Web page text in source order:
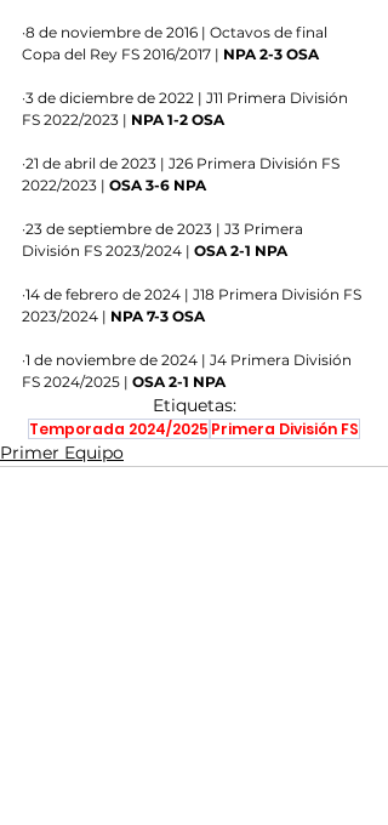
·8 de noviembre de 2016 | Octavos de final
Copa del Rey FS 2016/2017 | NPA 2-3 OSA
·3 de diciembre de 2022 | J11 Primera División
FS 2022/2023 | NPA 1-2 OSA
·21 de abril de 2023 | J26 Primera División FS
2022/2023 | OSA 3-6 NPA
·23 de septiembre de 2023 | J3 Primera
División FS 2023/2024 | OSA 2-1 NPA
·14 de febrero de 2024 | J18 Primera División FS
2023/2024 | NPA 7-3 OSA
·1 de noviembre de 2024 | J4 Primera División
FS 2024/2025 | OSA 2-1 NPA
Etiquetas:
Temporada 2024/2025 Primera División FS
Primer Equipo